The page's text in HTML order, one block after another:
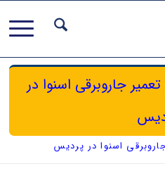
جاروبرقی اسنوا در
اسنوا در پردیس